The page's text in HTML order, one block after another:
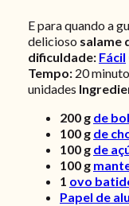
E para quando a
delicioso salame
dificuldade: Fácil
Tempo: 20
unidades
200 g de
100 g de
100 g de
100 g
1 ovo
Papel de